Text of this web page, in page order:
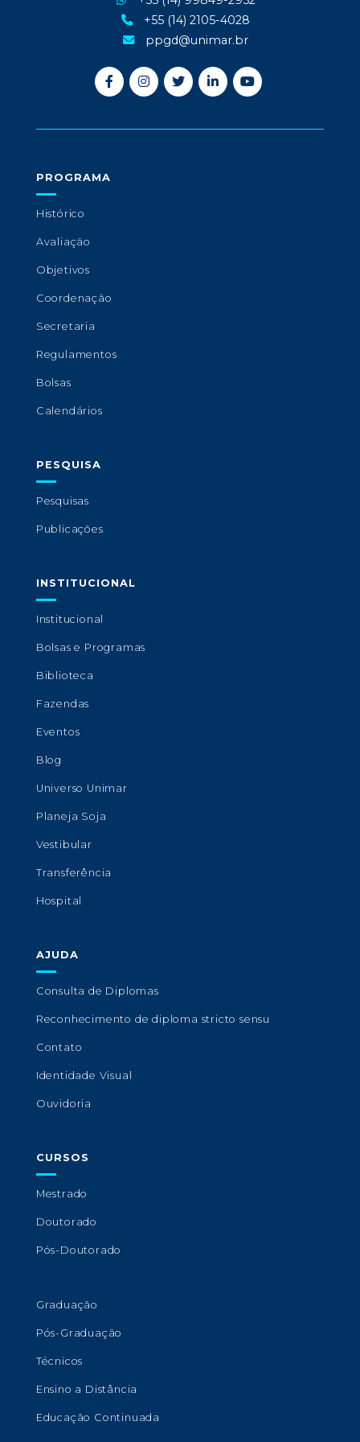
+55 (14) 2105-4028
ppgd@unimar.br
PROGRAMA
Histórico
Avaliação
Objetivos
Coordenação
Secretaria
Regulamentos
Bolsas
Calendários
PESQUISA
Pesquisas
Publicações
INSTITUCIONAL
Institucional
Bolsas e Programas
Biblioteca
Fazendas
Eventos
Blog
Universo Unimar
Planeja Soja
Vestibular
Transferência
Hospital
AJUDA
Consulta de Diplomas
Reconhecimento de diploma stricto sensu
Contato
Identidade Visual
Ouvidoria
CURSOS
Mestrado
Doutorado
Pós-Doutorado
Graduação
Pós-Graduação
Técnicos
Ensino a Distância
Educação Continuada